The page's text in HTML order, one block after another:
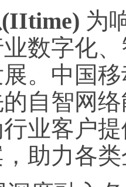
为
数字化
。中国
自智网
业客户
助力各